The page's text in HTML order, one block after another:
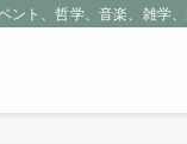
ト、哲学、音楽、雑学